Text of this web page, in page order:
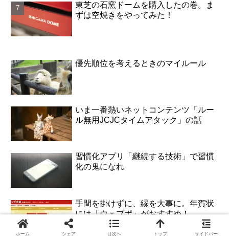
東芝の石窯ドームを購入したの巻。ま
ずは空焼きをやってみた！
優先順位を考えるときのマイルール
いま一番熱いネットコンテンツ「ルー
ル無用JCJCタイムアタック」の話
習慣化アプリ「継続する技術」で習慣
化の鬼になれ
手間を掛けずに、縁を大事に。年賀状
には「ウェブポ」がおすすめ！
ホーム シェア 目次へ トップ サイドバー